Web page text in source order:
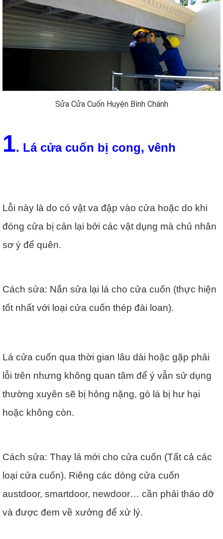
Sửa Cửa Cuốn Huyện Bình Chánh
1. Lá cửa cuốn bị cong, vênh
Lỗi này là do có vật va đập vào cửa hoặc do khi
đóng cửa bị cản lại bởi các vật dụng mà chủ nhân
sơ ý để quên.
Cách sửa: Nắn sửa lại lá cho cửa cuốn (thực hiện
tốt nhất với loại cửa cuốn thép đài loan).
Lá cửa cuốn qua thời gian lâu dài hoặc gặp phải
lỗi trên nhưng không quan tâm để ý vẫn sử dụng
thường xuyên sẽ bị hỏng nặng, gò lá bị hư hại
hoặc không còn.
Cách sửa: Thay lá mới cho cửa cuốn (Tất cả các
loại cửa cuốn). Riêng các dòng cửa cuốn
austdoor, smartdoor, newdoor… cần phải tháo dỡ
và được đem về xưởng để xử lý.